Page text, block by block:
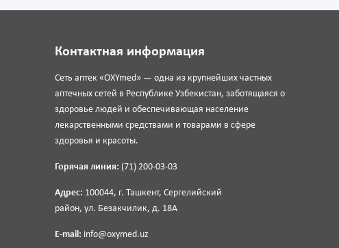
Контактная информация
Сеть аптек «OXYmed» — одна из крупнейших частных
аптечных сетей в Республике Узбекистан, заботящаяся о
здоровье людей и обеспечивающая население
лекарственными средствами и товарами в сфере
здоровья и красоты.
Горячая линия: (71) 200-03-03
Адрес: 100044, г. Ташкент, Сергелийский
район, ул. Безакчилик, д. 18А
E-mail: info@oxymed.uz